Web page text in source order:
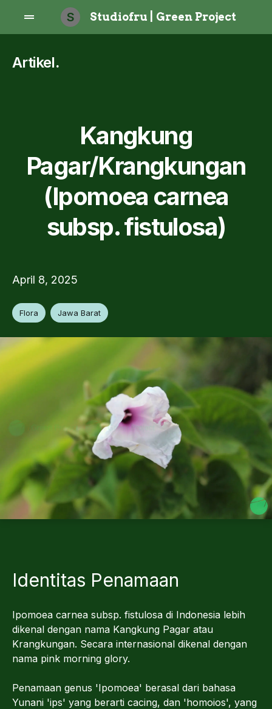
S Studiofru | Green Project
Artikel.
Kangkung
Pagar/Krangkungan
(Ipomoea carnea
subsp. fistulosa)
April 8, 2025
Flora Jawa Barat
Identitas Penamaan
Ipomoea carnea subsp. fistulosa di Indonesia lebih
dikenal dengan nama Kangkung Pagar atau
Krangkungan. Secara internasional dikenal dengan
nama pink morning glory.
Penamaan genus 'Ipomoea' berasal dari bahasa
Yunani 'ips' yang berarti cacing, dan 'homoios', yang